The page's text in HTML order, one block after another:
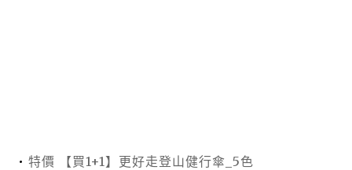
特價 【買1+1】更好走登山健行傘_5色